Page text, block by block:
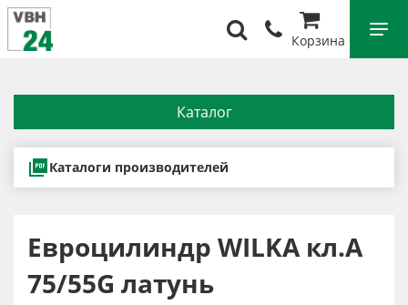
Корзина
Каталог
Каталоги производителей
Евроцилиндр WILKA кл.А
75/55G латунь